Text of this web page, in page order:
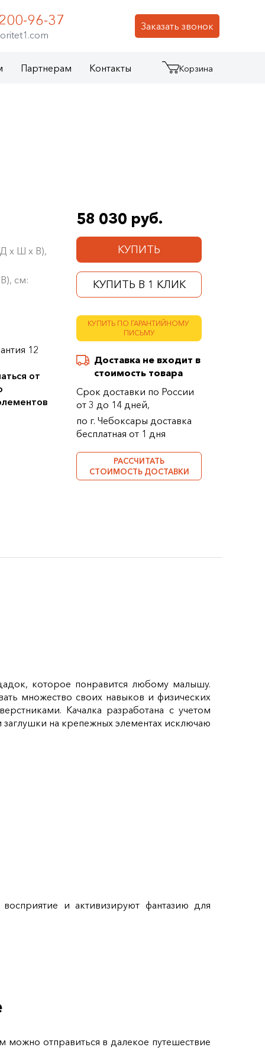
Заказать звонок
96-37
Партнерам Контакты Корзина
58 030 руб.
КУПИТЬ
КУПИТЬ В 1 КЛИК
КУПИТЬ ПО ГАРАНТИЙНОМУ
ПИСЬМУ
Доставка не входит в
стоимость товара
Срок доставки по России
от 3 до 14 дней,
по г. Чебоксары доставка
бесплатная от 1 дня
РАССЧИТАТЬ
СТОИМОСТЬ ДОСТАВКИ
х Ш х В),
см:
12
от
которое понравится любому малышу.
множество своих навыков и физических
Качалка разработана с учетом
заглушки на крепежных элементах исключаю
и активизируют фантазию для
отправиться в далекое путешествие